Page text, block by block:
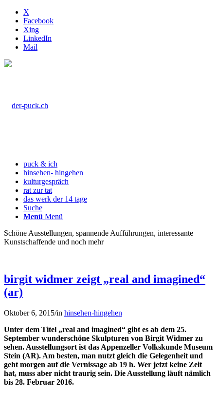
X
Facebook
Xing
LinkedIn
Mail
puck & ich
hinsehen- hingehen
kulturgespräch
rat zur tat
das werk der 14 tage
Suche
Menü Menü
Schöne Ausstellungen, spannende Aufführungen, interessante
Kunstschaffende und noch mehr
birgit widmer zeigt „real and imagined“
(ar)
Oktober 6, 2015/in hinsehen-hingehen
Unter dem Titel „real and imagined“ gibt es ab dem 25.
September wunderschöne Skulpturen von Birgit Widmer zu
sehen. Ausstellungsort ist das Appenzeller Volkskunde Museum
Stein (AR). Am besten, man nutzt gleich die Gelegenheit und
geht morgen auf die Vernissage ab 19 h. Wer jetzt keine Zeit
hat, muss aber nicht traurig sein. Die Ausstellung läuft nämlich
bis 28. Februar 2016.